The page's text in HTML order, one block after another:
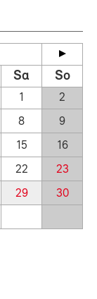
Sa So
1
2
8
9
15
16
22
23
29
30